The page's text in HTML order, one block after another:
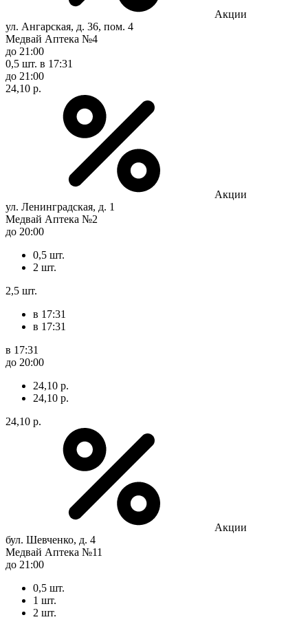
Акции
ул. Ангарская, д. 36, пом. 4
Медвай Аптека №4
до 21:00
0,5 шт. в 17:31
до 21:00
24,10 р.
Акции
ул. Ленинградская, д. 1
Медвай Аптека №2
до 20:00
0,5 шт.
2 шт.
2,5 шт.
в 17:31
в 17:31
в 17:31
до 20:00
24,10 р.
24,10 р.
24,10 р.
Акции
бул. Шевченко, д. 4
Медвай Аптека №11
до 21:00
0,5 шт.
1 шт.
2 шт.